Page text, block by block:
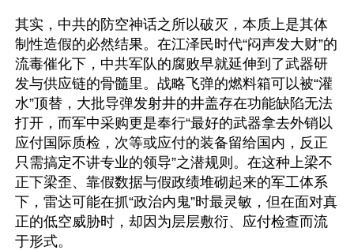
其实，中共的防空神话之所以破灭，本质上是其体
制性造假的必然结果。在江泽民时代“闷声发大财”的
流毒催化下，中共军队的腐败早就延伸到了武器研
发与供应链的骨髓里。战略飞弹的燃料箱可以被“灌
水”顶替，大批导弹发射井的井盖存在功能缺陷无法
打开，而军中采购更是奉行“最好的武器拿去外销以
应付国际质检，次等或应付的装备留给国内，反正
只需搞定不讲专业的领导”之潜规则。在这种上梁不
正下梁歪、靠假数据与假政绩堆砌起来的军工体系
下，雷达可能在抓“政治内鬼”时最灵敏，但在面对真
正的低空威胁时，却因为层层敷衍、应付检查而流
于形式。